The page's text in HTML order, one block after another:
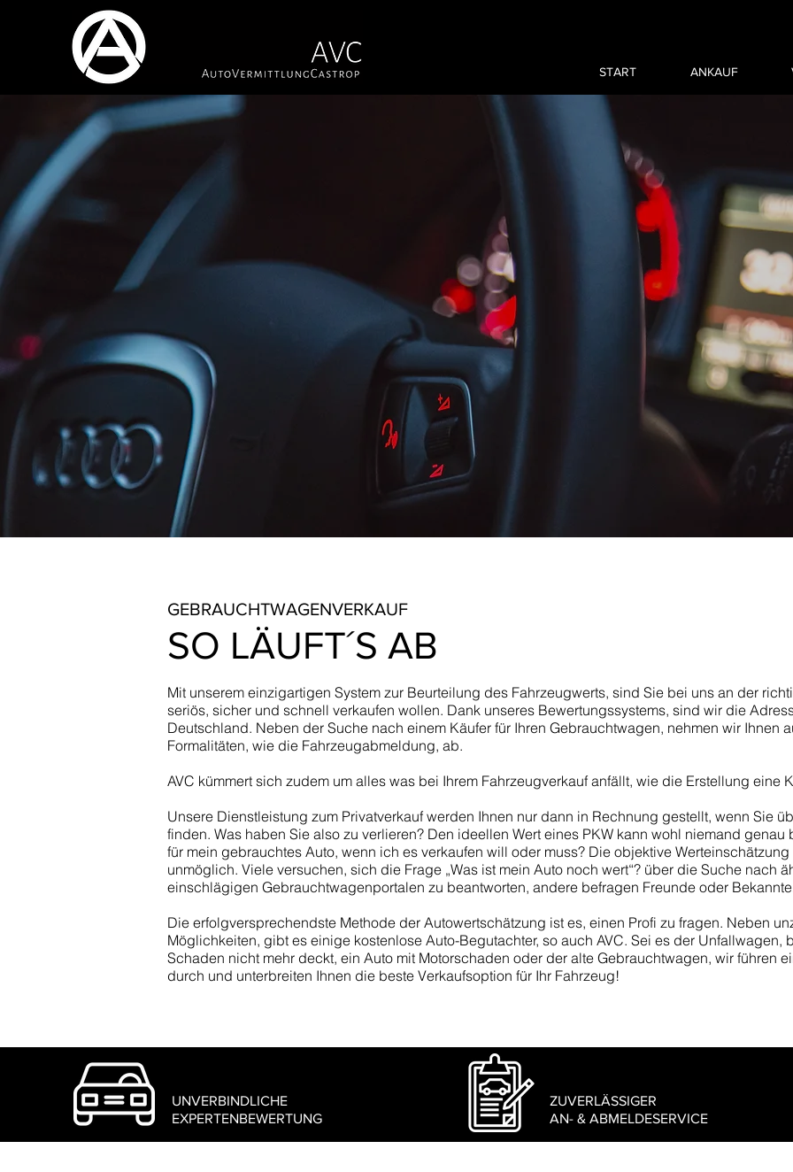
START ANKAUF
GEBRAUCHTWAGENVERKAUF
SO LÄUFT´S AB
Mit unserem einzigartigen System zur Beurteilung des Fahrzeugwerts, sind Sie bei uns an der
seriös, sicher und schnell verkaufen wollen. Dank unseres Bewertungssystems, sind wir die
Deutschland. Neben der Suche nach einem Käufer für Ihren Gebrauchtwagen, nehmen wir Ihnen
Formalitäten, wie die Fahrzeugabmeldung, ab.
AVC kümmert sich zudem um alles was bei Ihrem Fahrzeugverkauf anfällt, wie die Erstellung eine
Unsere Dienstleistung zum Privatverkauf werden Ihnen nur dann in Rechnung gestellt, wenn Sie
finden. Was haben Sie also zu verlieren? Den ideellen Wert eines PKW kann wohl niemand
für mein gebrauchtes Auto, wenn ich es verkaufen will oder muss? Die objektive
unmöglich. Viele versuchen, sich die Frage „Was ist mein Auto noch wert“? über die Suche nach
einschlägigen Gebrauchtwagenportalen zu beantworten, andere befragen Freunde oder
Die erfolgversprechendste Methode der Autowertschätzung ist es, einen Profi zu fragen. Neben
Möglichkeiten, gibt es einige kostenlose Auto-Begutachter, so auch AVC. Sei es der Unfallwagen,
Schaden nicht mehr deckt, ein Auto mit Motorschaden oder der alte Gebrauchtwagen, wir führen
durch und unterbreiten Ihnen die beste Verkaufsoption für Ihr Fahrzeug!
UNVERBINDLICHE
EXPERTENBEWERTUNG
ZUVERLÄSSIGER
AN- & ABMELDESERVICE